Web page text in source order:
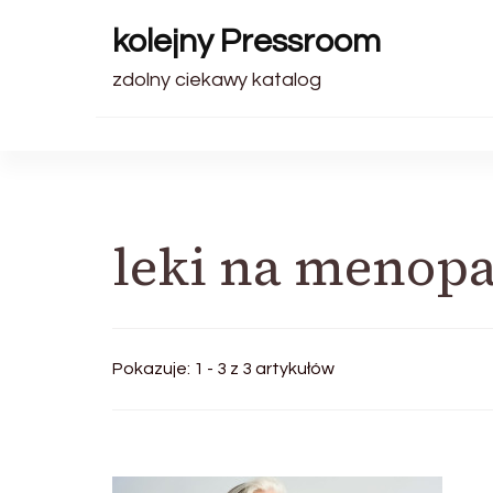
kolejny Pressroom
zdolny ciekawy katalog
leki na
Pokazuje: 1 - 3 z 3 artykułów